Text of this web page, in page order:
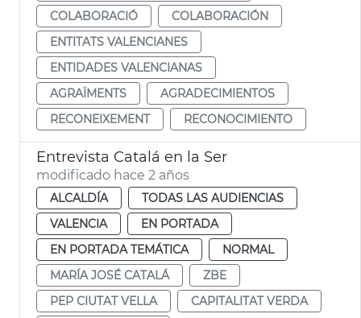
COLABORACIÓ
COLABORACIÓN
ENTITATS VALENCIANES
ENTIDADES VALENCIANAS
AGRAÏMENTS
AGRADECIMIENTOS
RECONEIXEMENT
RECONOCIMIENTO
Entrevista Catalá en la Ser
modificado hace 2 años
ALCALDÍA
TODAS LAS AUDIENCIAS
VALENCIA
EN PORTADA
EN PORTADA TEMÁTICA
NORMAL
MARÍA JOSÉ CATALÁ
ZBE
PEP CIUTAT VELLA
CAPITALITAT VERDA